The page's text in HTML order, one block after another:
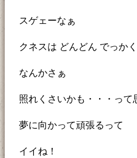
スゲェーなぁ
クネスは どんどん でっか
なんかさぁ
照れくさいかも・・・って
夢に向かって頑張るって
イイね！